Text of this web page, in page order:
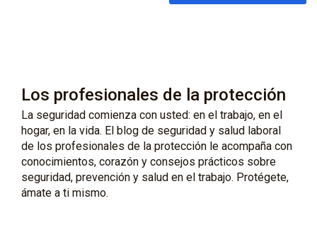
Los profesionales de la protección
La seguridad comienza con usted: en el trabajo, en el
hogar, en la vida. El blog de seguridad y salud laboral
de los profesionales de la protección le acompaña con
conocimientos, corazón y consejos prácticos sobre
seguridad, prevención y salud en el trabajo. Protégete,
ámate a ti mismo.